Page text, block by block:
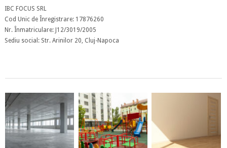
IBC FOCUS SRL
Cod Unic de Înregistrare: 17876260
Nr. Înmatriculare: J12/3019/2005
Sediu social: Str. Arinilor 20, Cluj-Napoca